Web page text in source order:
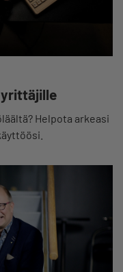
yrittäjille
Helpota arkeasi